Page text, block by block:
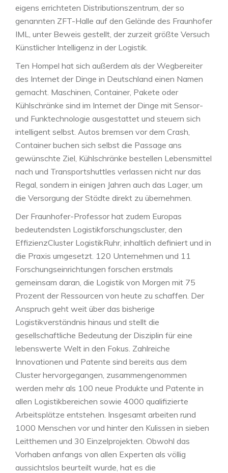
eigens errichteten Distributionszentrum, der so
genannten ZFT-Halle auf den Gelände des Fraunhofer
IML, unter Beweis gestellt, der zurzeit größte Versuch
Künstlicher Intelligenz in der Logistik.
Ten Hompel hat sich außerdem als der Wegbereiter
des Internet der Dinge in Deutschland einen Namen
gemacht. Maschinen, Container, Pakete oder
Kühlschränke sind im Internet der Dinge mit Sensor-
und Funktechnologie ausgestattet und steuern sich
intelligent selbst. Autos bremsen vor dem Crash,
Container buchen sich selbst die Passage ans
gewünschte Ziel, Kühlschränke bestellen Lebensmittel
nach und Transportshuttles verlassen nicht nur das
Regal, sondern in einigen Jahren auch das Lager, um
die Versorgung der Städte direkt zu übernehmen.
Der Fraunhofer-Professor hat zudem Europas
bedeutendsten Logistikforschungscluster, den
EffizienzCluster LogistikRuhr, inhaltlich definiert und in
die Praxis umgesetzt. 120 Unternehmen und 11
Forschungseinrichtungen forschen erstmals
gemeinsam daran, die Logistik von Morgen mit 75
Prozent der Ressourcen von heute zu schaffen. Der
Anspruch geht weit über das bisherige
Logistikverständnis hinaus und stellt die
gesellschaftliche Bedeutung der Disziplin für eine
lebenswerte Welt in den Fokus. Zahlreiche
Innovationen und Patente sind bereits aus dem
Cluster hervorgegangen, zusammengenommen
werden mehr als 100 neue Produkte und Patente in
allen Logistikbereichen sowie 4000 qualifizierte
Arbeitsplätze entstehen. Insgesamt arbeiten rund
1000 Menschen vor und hinter den Kulissen in sieben
Leitthemen und 30 Einzelprojekten. Obwohl das
Vorhaben anfangs von allen Experten als völlig
aussichtslos beurteilt wurde, hat es die